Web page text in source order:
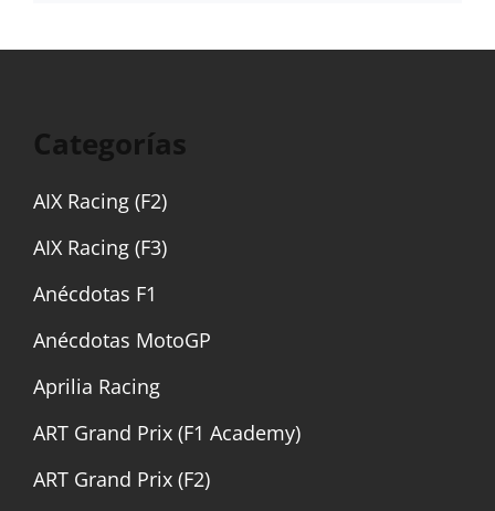
Categorías
AIX Racing (F2)
AIX Racing (F3)
Anécdotas F1
Anécdotas MotoGP
Aprilia Racing
ART Grand Prix (F1 Academy)
ART Grand Prix (F2)